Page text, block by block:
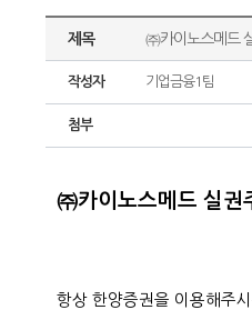
제목 ㈜카이노스메드
작성자 기업금융1팀
첨부
㈜카이노스메드 실권
항상 한양증권을 이용해주